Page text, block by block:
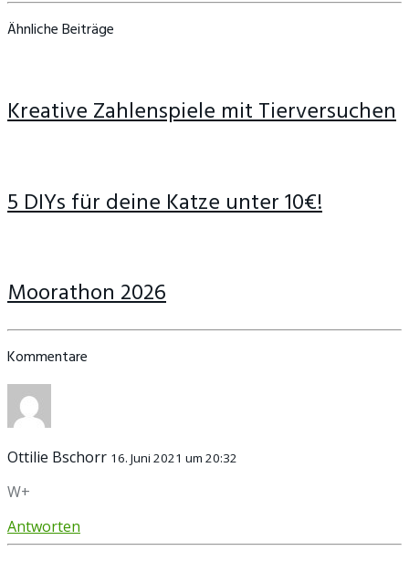
Ähnliche Beiträge
Kreative Zahlenspiele mit Tierversuchen
5 DIYs für deine Katze unter 10€!
Moorathon 2026
Kommentare
Ottilie Bschorr 16. Juni 2021 um 20:32
W+
Antworten